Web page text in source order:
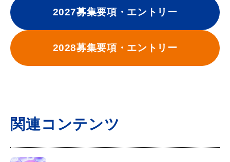
2027募集要項・エントリー
2028募集要項・エントリー
関連コンテンツ